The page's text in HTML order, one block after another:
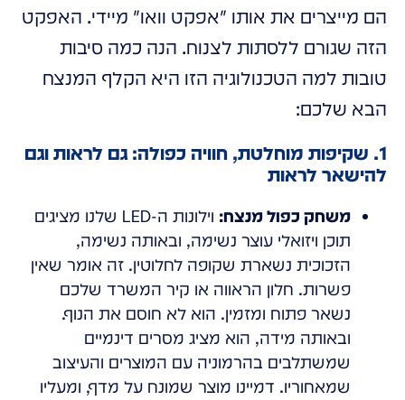
הם מייצרים את אותו "אפקט וואו" מיידי. האפקט
הזה שגורם ללסתות לצנוח. הנה כמה סיבות
טובות למה הטכנולוגיה הזו היא הקלף המנצח
הבא שלכם:
1. שקיפות מוחלטת, חוויה כפולה: גם לראות וגם
להישאר לראות
משחק כפול מנצח:
וילונות ה-LED שלנו מציגים
תוכן ויזואלי עוצר נשימה, ובאותה נשימה,
הזכוכית נשארת שקופה לחלוטין. זה אומר שאין
פשרות. חלון הראווה או קיר המשרד שלכם
נשאר פתוח ומזמין. הוא לא חוסם את הנוף.
ובאותה מידה, הוא מציג מסרים דינמיים
שמשתלבים בהרמוניה עם המוצרים והעיצוב
שמאחוריו. דמיינו מוצר שמונח על מדף, ומעליו